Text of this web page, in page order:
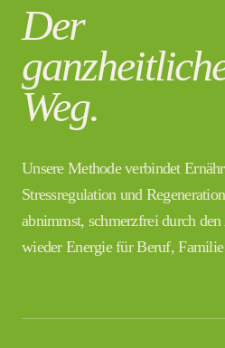
Der
Weg.
Unsere Methode verbindet
Stressregulation und
abnimmst, schmerzfrei durch
wieder Energie für Beruf,